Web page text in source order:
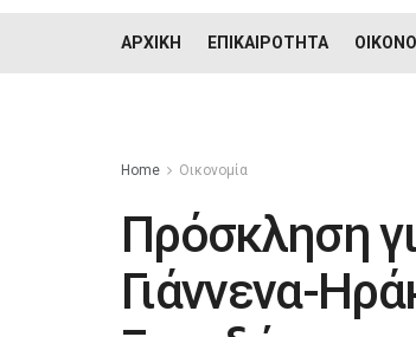
ΑΡΧΙΚΉ ΕΠΙΚΑΙΡΌΤΗΤΑ
Home Οικονομία
Πρόσκληση
Γιάννενα-